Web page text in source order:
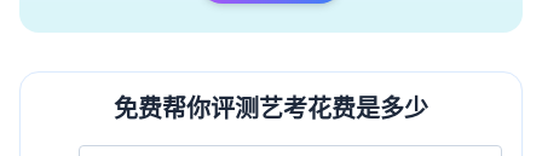
免费帮你评测艺考花费是多少